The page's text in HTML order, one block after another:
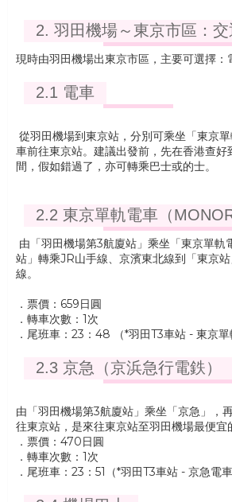
2. 羽田機場～東京市區：
現時由羽田機場出東京市區，主要可選擇：
2.1 電車
從羽田機場到東京站，分別可乘坐「東京
車前往東京站。建議出發前，先在香港查好
間，假如錯過了，亦可轉乘巴士或的士。
2.2 東京單軌電車（
由「羽田機場第3航廈站」乘坐「東京單軌
站」轉乘JR山手線、京濱東北線到「東京
線。
．票價：659日圓
．轉車次數：1次
．尾班車：23：48 （*羽田T3車站 - 東京單
2.3 京急（京浜急行電鉄）
由「羽田機場第3航廈站」乘坐「京急」，
往東京站，是來往東京站至羽田機場最便宜
．票價：470日圓
．轉車次數：1次
．尾班車：23：51（*羽田T3車站 - 京急電車